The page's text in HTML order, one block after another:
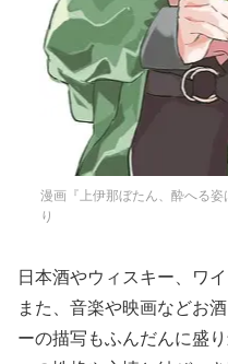
漫画『上伊那ぼたん、酔へる
り
日本酒やウィスキー、ワ
また、音楽や映画などお
ーの描写もふんだんに盛